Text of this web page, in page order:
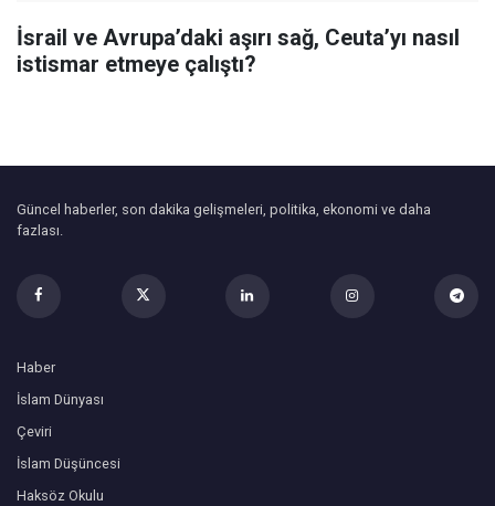
İsrail ve Avrupa’daki aşırı sağ, Ceuta’yı nasıl
istismar etmeye çalıştı?
Güncel haberler, son dakika gelişmeleri, politika, ekonomi ve daha
fazlası.
Haber
İslam Dünyası
Çeviri
İslam Düşüncesi
Haksöz Okulu